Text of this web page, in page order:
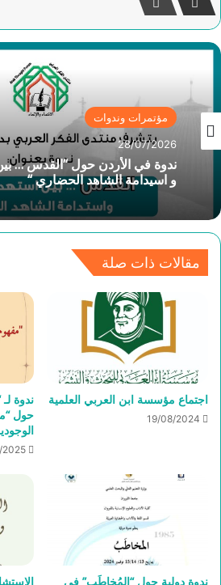
مؤتمرات وندوات
28/07/2026
ندوة في الأردن حول “القدس …
و اسيدامة الشاهد الحضاري “
مقالات ذات صلة
اجتماع مؤسسة ابن العربي العلمية
19/08/2024
ندوة
حول
ندوة دولية حول “المُخاطَب” في